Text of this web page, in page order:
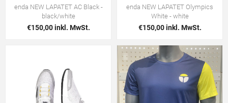
enda NEW LAPATET AC Black -
black/white
€150,00 inkl. MwSt.
enda NEW LAPATET Olympics
White - white
€150,00 inkl. MwSt.